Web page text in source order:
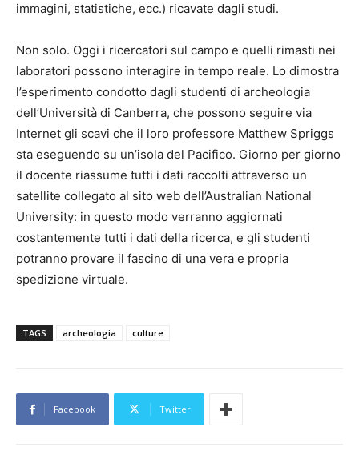
immagini, statistiche, ecc.) ricavate dagli studi.
Non solo. Oggi i ricercatori sul campo e quelli rimasti nei
laboratori possono interagire in tempo reale. Lo dimostra
l’esperimento condotto dagli studenti di archeologia
dell’Università di Canberra, che possono seguire via
Internet gli scavi che il loro professore Matthew Spriggs
sta eseguendo su un’isola del Pacifico. Giorno per giorno
il docente riassume tutti i dati raccolti attraverso un
satellite collegato al sito web dell’Australian National
University: in questo modo verranno aggiornati
costantemente tutti i dati della ricerca, e gli studenti
potranno provare il fascino di una vera e propria
spedizione virtuale.
TAGS archeologia culture
Facebook Twitter